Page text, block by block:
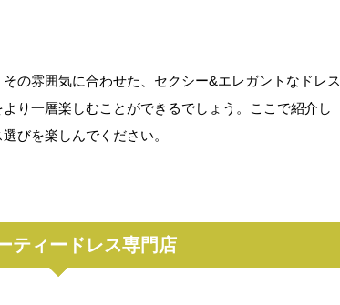
の雰囲気に合わせた、セクシー&エレガントなドレス
り一層楽しむことができるでしょう。ここで紹介し
びを楽しんでください。
ティードレス専門店